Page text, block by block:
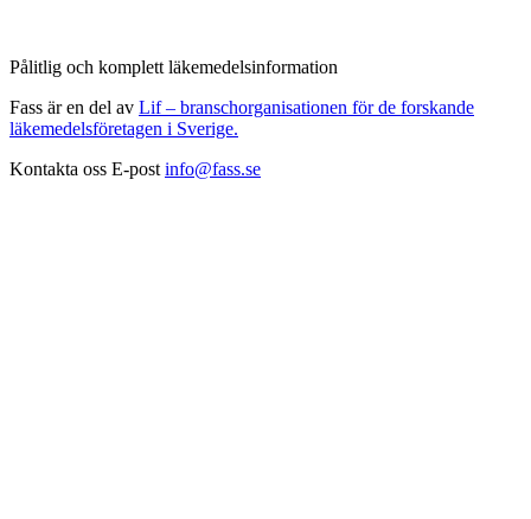
Pålitlig och komplett läkemedelsinformation
Fass är en del av Lif – branschorganisationen för de forskande
läkemedelsföretagen i Sverige.
Kontakta oss E-post info@fass.se